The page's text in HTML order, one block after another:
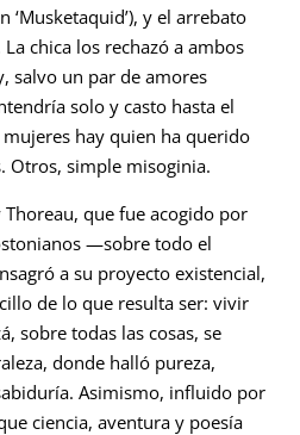
y el arrebato
chica los rechazó a ambos
salvo un par de amores
solo y casto hasta el
hay quien ha querido
Otros, simple misoginia.
que fue acogido por
—sobre todo el
a su proyecto existencial,
de lo que resulta ser: vivir
sobre todas las cosas, se
donde halló pureza,
Asimismo, influido por
ciencia, aventura y poesía